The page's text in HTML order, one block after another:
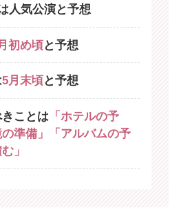
人気公演と予想
初め頃と予想
5月末頃と予想
ことは 「ホテルの予
準備」「アルバムの予
」